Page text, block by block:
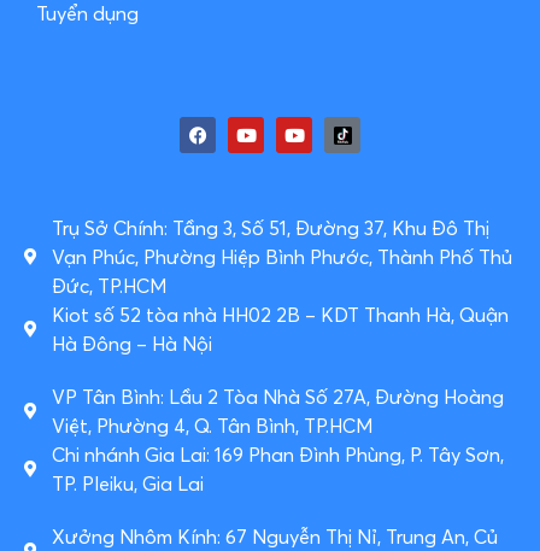
Tuyển dụng
Trụ Sở Chính: Tầng 3, Số 51, Đường 37, Khu Đô Thị
Vạn Phúc, Phường Hiệp Bình Phước, Thành Phố Thủ
Đức, TP.HCM
Kiot số 52 tòa nhà HH02 2B – KDT Thanh Hà, Quận
Hà Đông – Hà Nội
VP Tân Bình: Lầu 2 Tòa Nhà Số 27A, Đường Hoàng
Việt, Phường 4, Q. Tân Bình, TP.HCM
Chi nhánh Gia Lai: 169 Phan Đình Phùng, P. Tây Sơn,
TP. Pleiku, Gia Lai
Xưởng Nhôm Kính: 67 Nguyễn Thị Nỉ, Trung An, Củ